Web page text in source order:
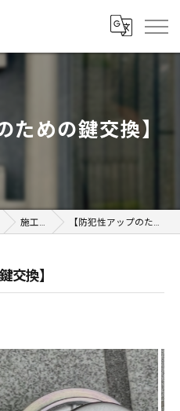
ための鍵交換】
施工事例 【防犯性アップのための鍵交換】
交換】